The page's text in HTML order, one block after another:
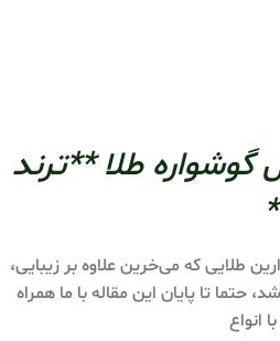
گوشواره طلا **ترند
طلایی که می‌خرین علاوه بر زیبایی،
حتما تا پایان این مقاله با ما همراه
انواع